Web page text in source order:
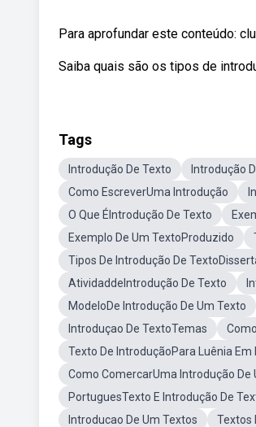
Para aprofundar este conteúdo:
Saiba quais são os tipos de
Tags
Introdução De Texto Introdução
Como EscreverUma Introdução
O Que ÉIntrodução De Texto
Exemplo De Um TextoProduzido
Tipos De Introdução De
AtividaddeIntrodução De Texto
ModeloDe Introdução De Um Texto
Introduçao De TextoTemas
Texto De IntroduçãoPara Luênia Em
Como ComercarUma Introdução De
PortuguesTexto E Introdução De
Introducao De Um Textos
Textos